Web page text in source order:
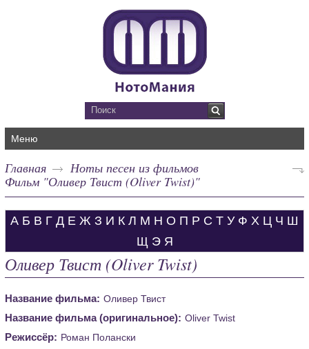
Меню
Главная
Ноты песен из фильмов
Фильм "Оливер Твист (Oliver Twist)"
А Б В Г Д Е Ж З И К Л М Н О П Р С Т У Ф Х Ц Ч Ш
Щ Э Я
Оливер Твист (Oliver Twist)
Название фильма: Оливер Твист
Название фильма (оригинальное): Oliver Twist
Режиссёр: Роман Полански